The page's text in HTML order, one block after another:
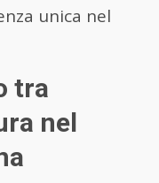
unica nel
tra
nel